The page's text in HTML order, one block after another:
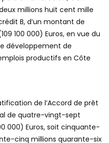
millions huit cent mille
B, d’un montant de
100 000) Euros, en vue du
développement de
productifs en Côte
de l’Accord de prêt
de quatre-vingt-sept
000) Euros, soit cinquante-
cinq millions quarante-six